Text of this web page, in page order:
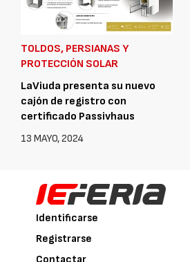
TOLDOS, PERSIANAS Y
PROTECCIÓN SOLAR
LaViuda presenta su nuevo
cajón de registro con
certificado Passivhaus
13 MAYO, 2024
Identificarse
Registrarse
Contactar